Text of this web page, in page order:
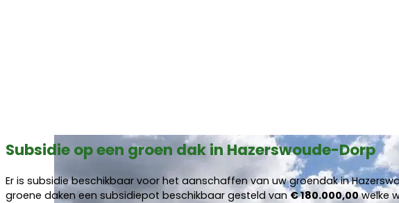
Subsidie op een groen dak in Hazerswoude-Dorp
Er is subsidie beschikbaar voor het aanschaffen van uw groendak in
groene daken een subsidiepot beschikbaar gesteld van€ 180.000,00welke